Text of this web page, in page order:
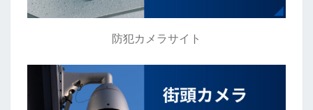
防犯カメラサイト